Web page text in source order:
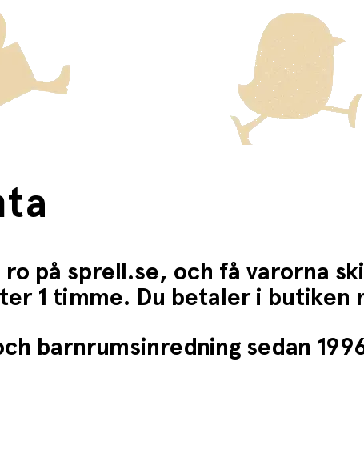
ro på sprell.se, och få varorna
1 timme. Du betaler i butiken
barnrumsinredning sedan